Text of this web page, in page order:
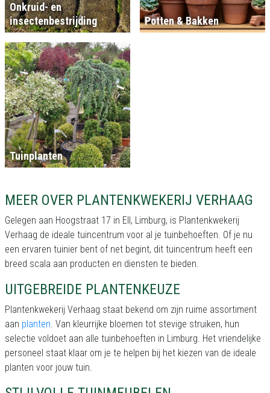
Onkruid- en
insectenbestrijding
Potten & Bakken
Tuinplanten
MEER OVER PLANTENKWEKERIJ VERHAAG
Gelegen aan Hoogstraat 17 in Ell, Limburg, is Plantenkwekerij
Verhaag de ideale tuincentrum voor al je tuinbehoeften. Of je nu
een ervaren tuinier bent of net begint, dit tuincentrum heeft een
breed scala aan producten en diensten te bieden.
UITGEBREIDE PLANTENKEUZE
Plantenkwekerij Verhaag staat bekend om zijn ruime assortiment
aan planten. Van kleurrijke bloemen tot stevige struiken, hun
selectie voldoet aan alle tuinbehoeften in Limburg. Het vriendelijke
personeel staat klaar om je te helpen bij het kiezen van de ideale
planten voor jouw tuin.